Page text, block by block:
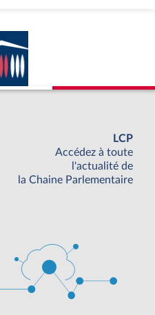
LCP
Accédez à toute
l'actualité de
la Chaine Parlementaire